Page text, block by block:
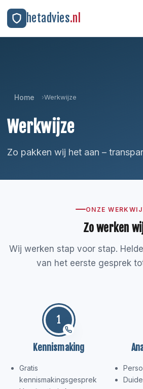
hetadvies.nl
Home ›Werkwijze
Werkwijze
Zo pakken wij het aan –
ONZE
Zo werken
Wij werken stap voor stap.
van het eerste gesprek
1
Kennismaking
Gratis
kennismakingsgesprek